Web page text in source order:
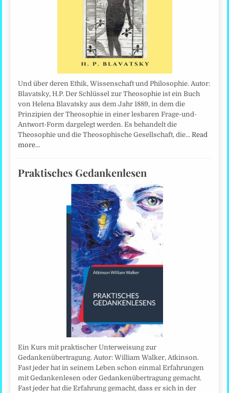
Und über deren Ethik, Wissenschaft und Philosophie. Autor:
Blavatsky, H.P. Der Schlüssel zur Theosophie ist ein Buch
von Helena Blavatsky aus dem Jahr 1889, in dem die
Prinzipien der Theosophie in einer lesbaren Frage-und-
Antwort-Form dargelegt werden. Es behandelt die
Theosophie und die Theosophische Gesellschaft, die…Read
more…
Praktisches Gedankenlesen
Ein Kurs mit praktischer Unterweisung zur
Gedankenübertragung. Autor: William Walker, Atkinson.
Fast jeder hat in seinem Leben schon einmal Erfahrungen
mit Gedankenlesen oder Gedankenübertragung gemacht.
Fast jeder hat die Erfahrung gemacht, dass er sich in der